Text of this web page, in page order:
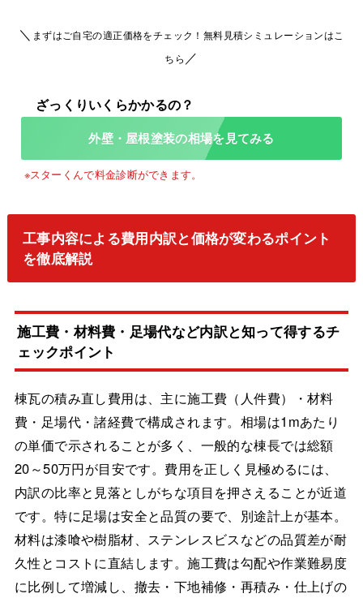
＼ まずはご自宅の適正価格をチェック！無料見積シミュレーションはこ
ちら ／
外壁・屋根塗装の相場を見てみる
工事内容による費用内訳と価格が変わるポイント
を徹底解説
施工費・材料費・足場代など内訳と知って得するチ
ェックポイント
棟瓦の積み直し費用は、主に施工費（人件費）・材料
費・足場代・諸経費で構成されます。相場は1mあたり
の単価で示されることが多く、一般的な棟長では総額
20～50万円が目安です。費用を正しく見極めるには、
内訳の比率と見落としがちな項目を押さえることが近道
です。特に足場は安全と品質の要で、別途計上が基本。
材料は漆喰や樹脂材、ステンレスビスなどの品質差が耐
久性とコストに直結します。施工費は勾配や作業難易度
に比例して増減し、撤去・下地補修・再積み・仕上げの